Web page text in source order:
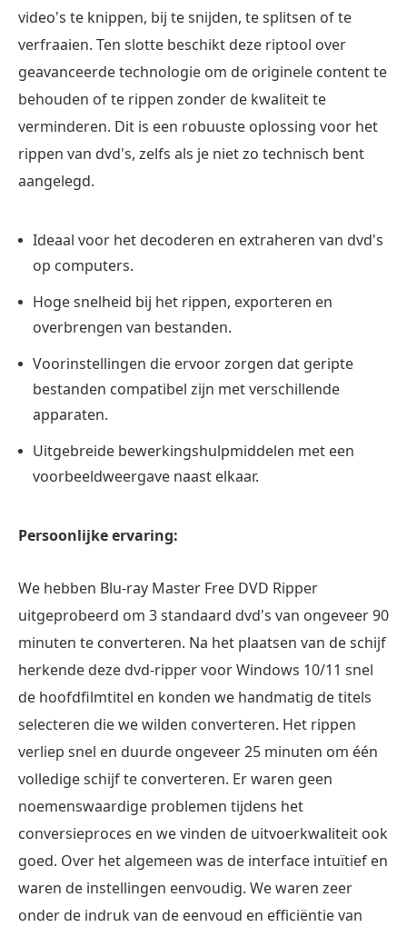
video's te knippen, bij te snijden, te splitsen of te
verfraaien. Ten slotte beschikt deze riptool over
geavanceerde technologie om de originele content te
behouden of te rippen zonder de kwaliteit te
verminderen. Dit is een robuuste oplossing voor het
rippen van dvd's, zelfs als je niet zo technisch bent
aangelegd.
Ideaal voor het decoderen en extraheren van dvd's
op computers.
Hoge snelheid bij het rippen, exporteren en
overbrengen van bestanden.
Voorinstellingen die ervoor zorgen dat geripte
bestanden compatibel zijn met verschillende
apparaten.
Uitgebreide bewerkingshulpmiddelen met een
voorbeeldweergave naast elkaar.
Persoonlijke ervaring:
We hebben Blu-ray Master Free DVD Ripper
uitgeprobeerd om 3 standaard dvd's van ongeveer 90
minuten te converteren. Na het plaatsen van de schijf
herkende deze dvd-ripper voor Windows 10/11 snel
de hoofdfilmtitel en konden we handmatig de titels
selecteren die we wilden converteren. Het rippen
verliep snel en duurde ongeveer 25 minuten om één
volledige schijf te converteren. Er waren geen
noemenswaardige problemen tijdens het
conversieproces en we vinden de uitvoerkwaliteit ook
goed. Over het algemeen was de interface intuïtief en
waren de instellingen eenvoudig. We waren zeer
onder de indruk van de eenvoud en efficiëntie van